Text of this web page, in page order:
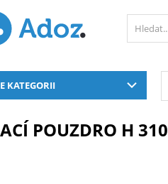
KATEGORII
POUZDRO H 310